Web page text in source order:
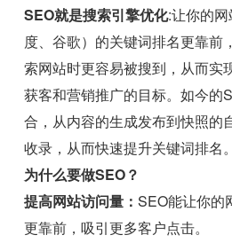
SEO就是搜索引擎优化:让你的
度、谷歌）的关键词排名更靠前
索网站时更容易被搜到，从而实
获客和营销推广的目标。如今的
合，从内容的生成发布到快照的
收录，从而快速提升关键词排名。
为什么要做SEO？
提高网站访问量：SEO能让你的
更靠前，吸引更多客户点击。